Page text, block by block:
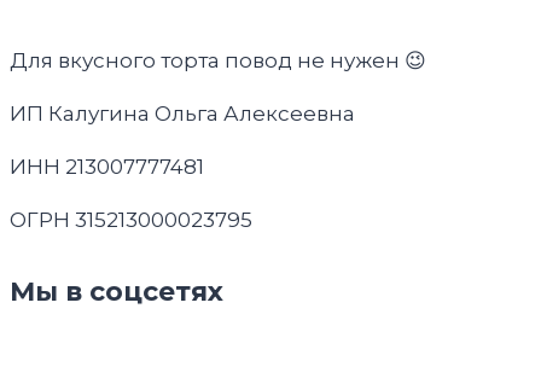
Для вкусного торта повод не нужен 😉
ИП Калугина Ольга Алексеевна
ИНН 213007777481
ОГРН 315213000023795
Мы в соцсетях